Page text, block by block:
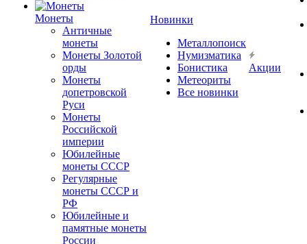
Монеты
Античные
монеты
Монеты Золотой
орды
Монеты
допетровской
Руси
Монеты
Российской
империи
Юбилейные
монеты СССР
Регулярные
монеты СССР и
РФ
Юбилейные и
памятные монеты
России
Новинки
Металлопоиск
Нумизматика
Бонистика
Метеориты
Все новинки
Акции